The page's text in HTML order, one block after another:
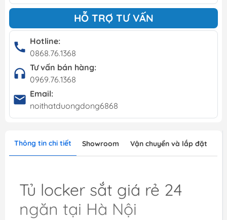
HỖ TRỢ TƯ VẤN
Hotline:
0868.76.1368
Tư vấn bán hàng:
0969.76.1368
Email:
noithatduongdong6868
Thông tin chi tiết Showroom Vận chuyển và lắp đặt
Tủ locker sắt giá rẻ 24
ngăn tại Hà Nội